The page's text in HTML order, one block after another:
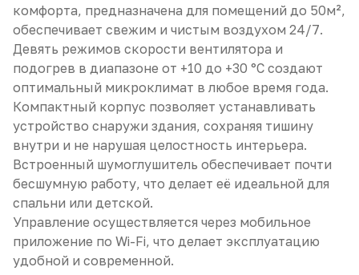
комфорта, предназначена для помещений до 50м²,
обеспечивает свежим и чистым воздухом 24/7.
Девять режимов скорости вентилятора и
подогрев в диапазоне от +10 до +30 °С создают
оптимальный микроклимат в любое время года.
Компактный корпус позволяет устанавливать
устройство снаружи здания, сохраняя тишину
внутри и не нарушая целостность интерьера.
Встроенный шумоглушитель обеспечивает почти
бесшумную работу, что делает её идеальной для
спальни или детской.
Управление осуществляется через мобильное
приложение по Wi-Fi, что делает эксплуатацию
удобной и современной.